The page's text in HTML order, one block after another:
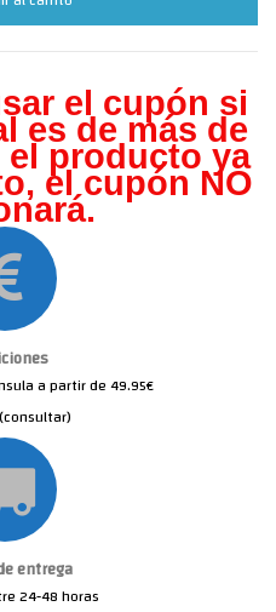
el cupón si
es de más de
el producto ya
el cupón NO
a partir de 49.95€
entrega
24-48 horas